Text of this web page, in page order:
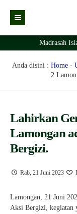
Kabar Madrasah
Profil Madrasah
Ekstrakurikuler
Prestasi Madrasah
KURIKULUM
Struktur Organisasi
Madrasah
Anda disini : Home -
2
Lahirkan
Lamongan
Bergizi.
Rab, 21 Juni 2023
Lamongan, 21 Juni
Aksi Bergizi, kegiatan